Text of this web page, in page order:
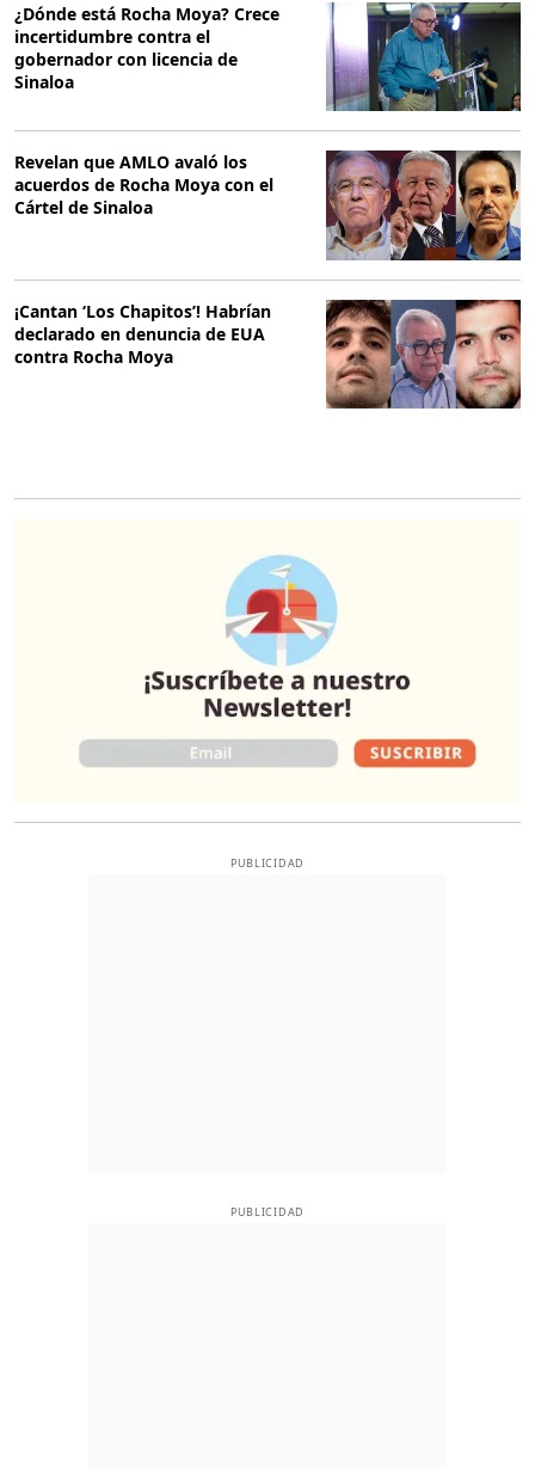
¿Dónde está Rocha Moya? Crece
incertidumbre contra el
gobernador con licencia de
Sinaloa
Revelan que AMLO avaló los
acuerdos de Rocha Moya con el
Cártel de Sinaloa
¡Cantan ‘Los Chapitos’! Habrían
declarado en denuncia de EUA
contra Rocha Moya
PUBLICIDAD
PUBLICIDAD